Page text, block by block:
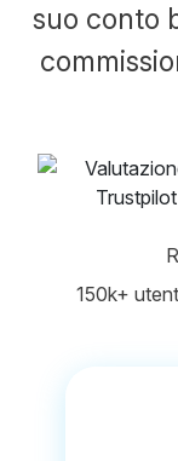
suo conto
150k+